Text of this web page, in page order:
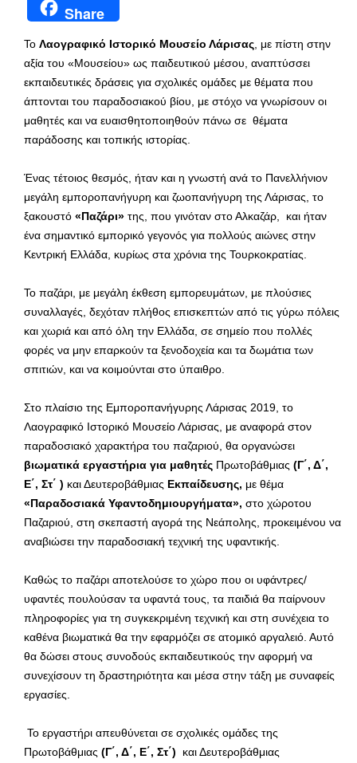
Share
Το Λαογραφικό Ιστορικό Μουσείο Λάρισας, με πίστη στην
αξία του «Μουσείου» ως παιδευτικού μέσου, αναπτύσσει
εκπαιδευτικές δράσεις για σχολικές ομάδες με θέματα που
άπτονται του παραδοσιακού βίου, με στόχο να γνωρίσουν οι
μαθητές και να ευαισθητοποιηθούν πάνω σε θέματα
παράδοσης και τοπικής ιστορίας.
Ένας τέτοιος θεσμός, ήταν και η γνωστή ανά το Πανελλήνιον
μεγάλη εμποροπανήγυρη και ζωοπανήγυρη της Λάρισας, το
ξακουστό «Παζάρι» της, που γινόταν στο Αλκαζάρ, και ήταν
ένα σημαντικό εμπορικό γεγονός για πολλούς αιώνες στην
Κεντρική Ελλάδα, κυρίως στα χρόνια της Τουρκοκρατίας.
Το παζάρι, με μεγάλη έκθεση εμπορευμάτων, με πλούσιες
συναλλαγές, δεχόταν πλήθος επισκεπτών από τις γύρω πόλεις
και χωριά και από όλη την Ελλάδα, σε σημείο που πολλές
φορές να μην επαρκούν τα ξενοδοχεία και τα δωμάτια των
σπιτιών, και να κοιμούνται στο ύπαιθρο.
Στο πλαίσιο της Εμποροπανήγυρης Λάρισας 2019, το
Λαογραφικό Ιστορικό Μουσείο Λάρισας, με αναφορά στον
παραδοσιακό χαρακτήρα του παζαριού, θα οργανώσει
βιωματικά εργαστήρια για μαθητές Πρωτοβάθμιας (Γ΄, Δ΄,
Ε΄, Στ΄ ) και Δευτεροβάθμιας Εκπαίδευσης, με θέμα
«Παραδοσιακά Υφαντοδημιουργήματα», στο χώροτου
Παζαριού, στη σκεπαστή αγορά της Νεάπολης, προκειμένου να
αναβιώσει την παραδοσιακή τεχνική της υφαντικής.
Καθώς το παζάρι αποτελούσε το χώρο που οι υφάντρες/
υφαντές πουλούσαν τα υφαντά τους, τα παιδιά θα παίρνουν
πληροφορίες για τη συγκεκριμένη τεχνική και στη συνέχεια το
καθένα βιωματικά θα την εφαρμόζει σε ατομικό αργαλειό. Αυτό
θα δώσει στους συνοδούς εκπαιδευτικούς την αφορμή να
συνεχίσουν τη δραστηριότητα και μέσα στην τάξη με συναφείς
εργασίες.
Το εργαστήρι απευθύνεται σε σχολικές ομάδες της
Πρωτοβάθμιας (Γ΄, Δ΄, Ε΄, Στ΄)
και Δευτεροβάθμιας